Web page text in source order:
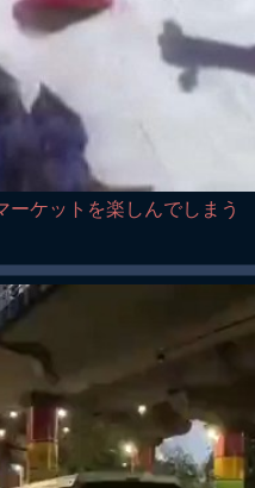
ーケットを楽しんでしまう